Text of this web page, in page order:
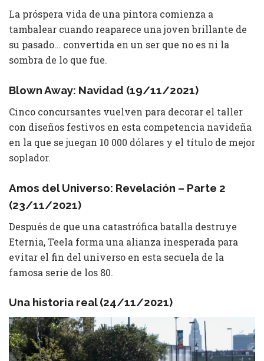
La próspera vida de una pintora comienza a
tambalear cuando reaparece una joven brillante de
su pasado… convertida en un ser que no es ni la
sombra de lo que fue.
Blown Away: Navidad (19/11/2021)
Cinco concursantes vuelven para decorar el taller
con diseños festivos en esta competencia navideña
en la que se juegan 10 000 dólares y el título de mejor
soplador.
Amos del Universo: Revelación – Parte 2
(23/11/2021)
Después de que una catastrófica batalla destruye
Eternia, Teela forma una alianza inesperada para
evitar el fin del universo en esta secuela de la
famosa serie de los 80.
Una historia real (24/11/2021)